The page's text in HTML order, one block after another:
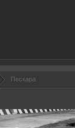
Пескара